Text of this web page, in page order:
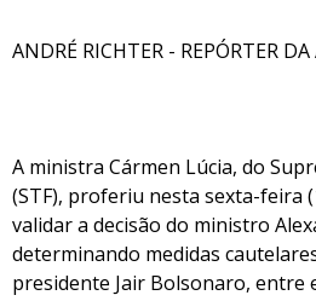
ANDRÉ RICHTER - REPÓRTER
A ministra Cármen Lúcia, do
(STF), proferiu nesta sexta-feira
validar a decisão do ministro
determinando medidas
presidente Jair Bolsonaro, entre